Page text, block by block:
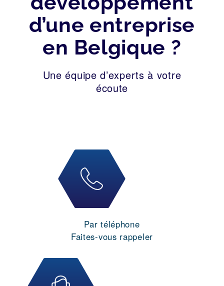
d’une entreprise
en Belgique ?
Une équipe d’experts à votre
écoute
Par téléphone
Faites-vous rappeler